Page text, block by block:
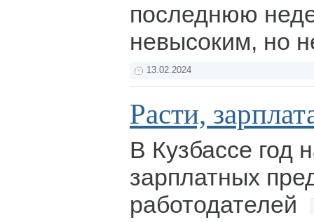
последнюю
невысоким, но
13.02.2024
Расти,
В Кузбассе год
зарплатных
работодателей